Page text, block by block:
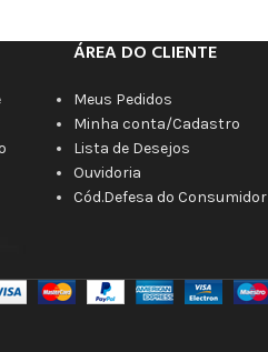
ÁREA DO CLIENTE
Meus Pedidos
Minha conta/Cadastro
Lista de Desejos
Ouvidoria
Cód.Defesa do Consumidor